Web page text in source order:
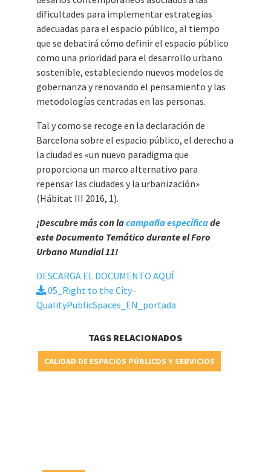
dificultades para implementar estrategias
adecuadas para el espacio público, al tiempo
que se debatirá cómo definir el espacio público
como una prioridad para el desarrollo urbano
sostenible, estableciendo nuevos modelos de
gobernanza y renovando el pensamiento y las
metodologías centradas en las personas.
Tal y como se recoge en la declaración de
Barcelona sobre el espacio público, el derecho a
la ciudad es «un nuevo paradigma que
proporciona un marco alternativo para
repensar las ciudades y la urbanización»
(Hábitat III 2016, 1).
¡Descubre más con lacampaña específicade
este Documento Temático durante el Foro
Urbano Mundial 11!
DESCARGA EL DOCUMENTO AQUÍ
05_Right to the City-
QualityPublicSpaces_EN_portada
TAGS RELACIONADOS
CALIDAD DE ESPACIOS PÚBLICOS Y SERVICIOS